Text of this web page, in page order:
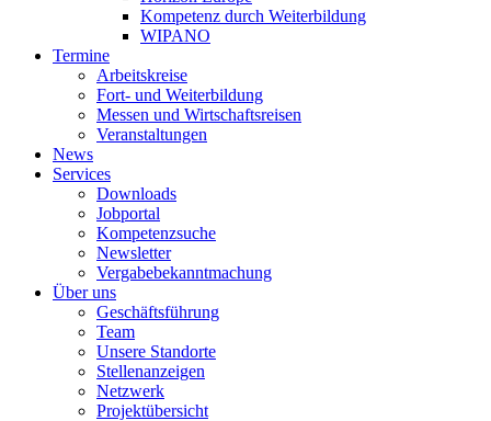
Kompetenz durch Weiterbildung
WIPANO
Termine
Arbeitskreise
Fort- und Weiterbildung
Messen und Wirtschaftsreisen
Veranstaltungen
News
Services
Downloads
Jobportal
Kompetenzsuche
Newsletter
Vergabebekanntmachung
Über uns
Geschäftsführung
Team
Unsere Standorte
Stellenanzeigen
Netzwerk
Projektübersicht